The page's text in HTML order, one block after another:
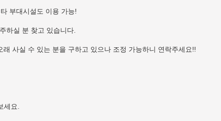
부대시설도 이용 가능!
하실 분 찾고 있습니다.
사실 수 있는 분을 구하고 있으나 조정 가능하니 연락주세요!!
세요.